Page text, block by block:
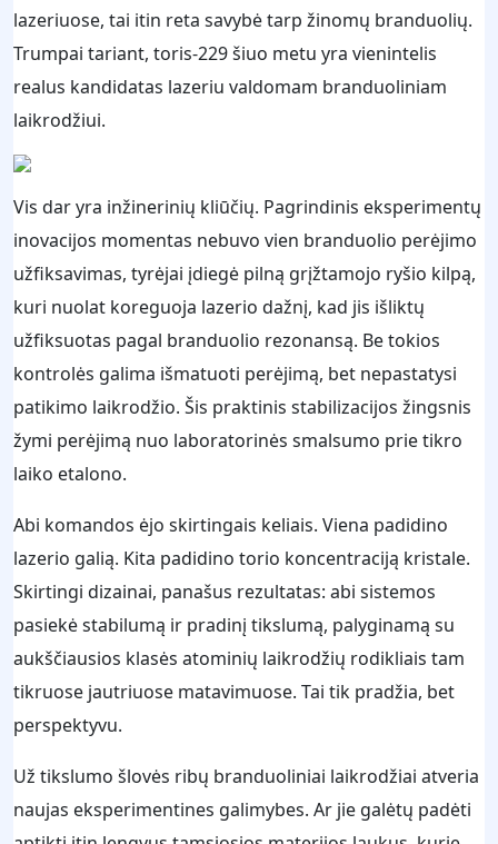
lazeriuose, tai itin reta savybė tarp žinomų branduolių.
Trumpai tariant, toris-229 šiuo metu yra vienintelis
realus kandidatas lazeriu valdomam branduoliniam
laikrodžiui.
Vis dar yra inžinerinių kliūčių. Pagrindinis eksperimentų
inovacijos momentas nebuvo vien branduolio perėjimo
užfiksavimas, tyrėjai įdiegė pilną grįžtamojo ryšio kilpą,
kuri nuolat koreguoja lazerio dažnį, kad jis išliktų
užfiksuotas pagal branduolio rezonansą. Be tokios
kontrolės galima išmatuoti perėjimą, bet nepastatysi
patikimo laikrodžio. Šis praktinis stabilizacijos žingsnis
žymi perėjimą nuo laboratorinės smalsumo prie tikro
laiko etalono.
Abi komandos ėjo skirtingais keliais. Viena padidino
lazerio galią. Kita padidino torio koncentraciją kristale.
Skirtingi dizainai, panašus rezultatas: abi sistemos
pasiekė stabilumą ir pradinį tikslumą, palyginamą su
aukščiausios klasės atominių laikrodžių rodikliais tam
tikruose jautriuose matavimuose. Tai tik pradžia, bet
perspektyvu.
Už tikslumo šlovės ribų branduoliniai laikrodžiai atveria
naujas eksperimentines galimybes. Ar jie galėtų padėti